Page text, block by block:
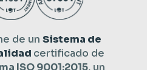
de un Sistema de
certificado de
ISO 9001:2015, un